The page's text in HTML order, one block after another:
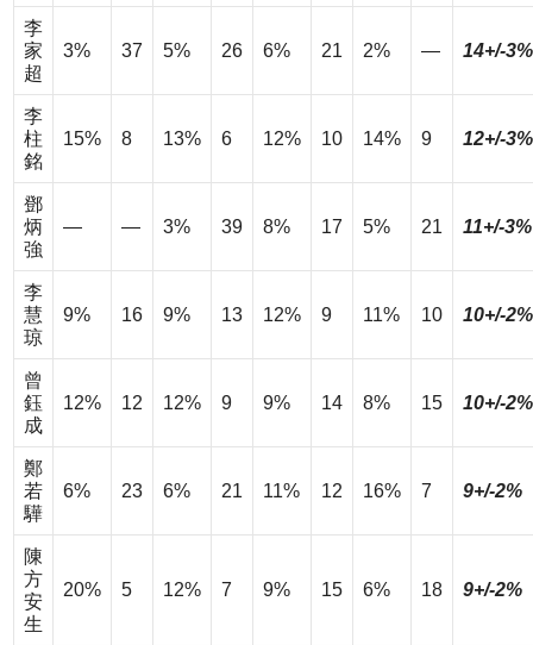
李
家
超
3% 37 5% 26 6% 21 2% — 14+/-3%
李
柱
銘
15% 8 13% 6 12% 10 14% 9 12+/-3%
鄧
炳
強
— — 3% 39 8% 17 5% 21 11+/-3%
李
慧
琼
9% 16 9% 13 12% 9 11% 10 10+/-2%
曾
鈺
成
12% 12 12% 9 9% 14 8% 15 10+/-2%
鄭
若
驊
6% 23 6% 21 11% 12 16% 7 9+/-2%
陳
方
安
生
20% 5 12% 7 9% 15 6% 18 9+/-2%